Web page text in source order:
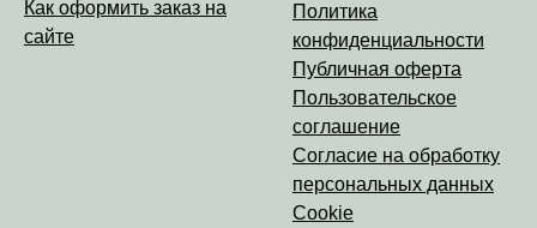
Как оформить заказ на
сайте
Политика
конфиденциальности
Публичная оферта
Пользовательское
соглашение
Согласие на обработку
персональных данных
Cookie